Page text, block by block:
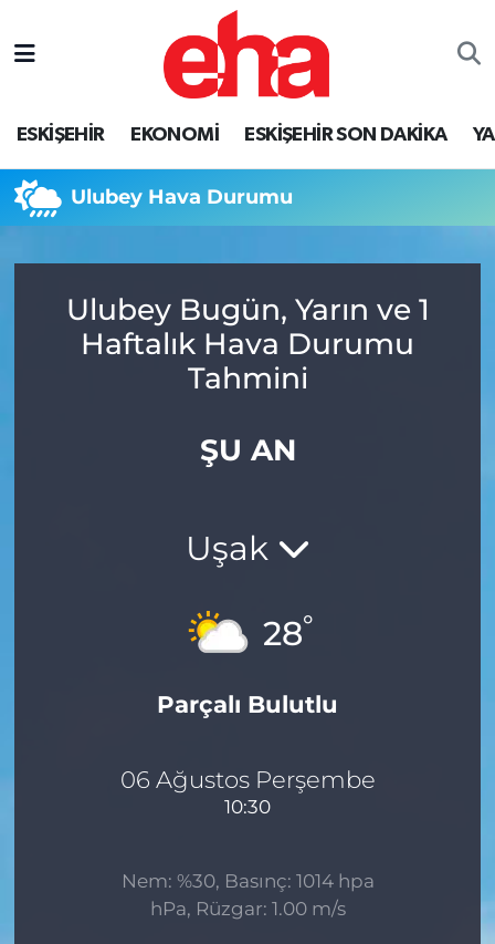
ESKİŞEHİR EKONOMİ ESKİŞEHİR SON DAKİKA
Ulubey Hava Durumu
Ulubey Bugün, Yarın ve 1
Haftalık Hava Durumu
Tahmini
ŞU AN
Uşak
28°
Parçalı Bulutlu
06 Ağustos Perşembe
10:30
Nem: %30, Basınç: 1014 hpa
hPa, Rüzgar: 1.00 m/s